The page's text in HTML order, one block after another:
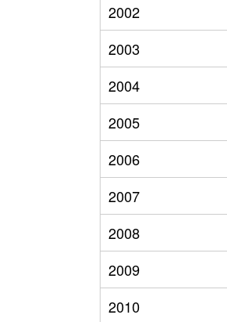
2002
2003
2004
2005
2006
2007
2008
2009
2010